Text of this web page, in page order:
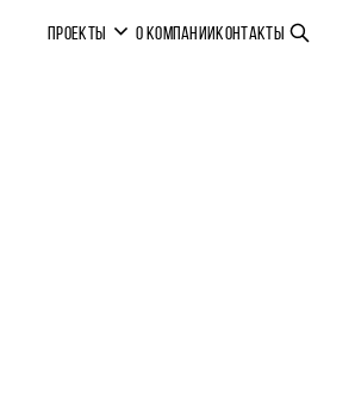
ПРОЕКТЫ О КОМПАНИИКОНТАКТЫ